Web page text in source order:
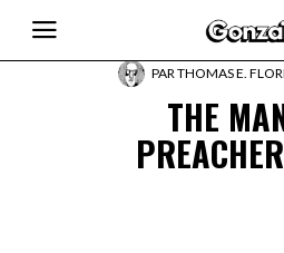
PARTHOMAS E.
THE